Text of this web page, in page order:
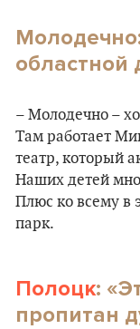
областной
– Молодечно –
Там работает
театр, который
Наших детей
Плюс ко всему в
парк.
Полоцк:
пропитан